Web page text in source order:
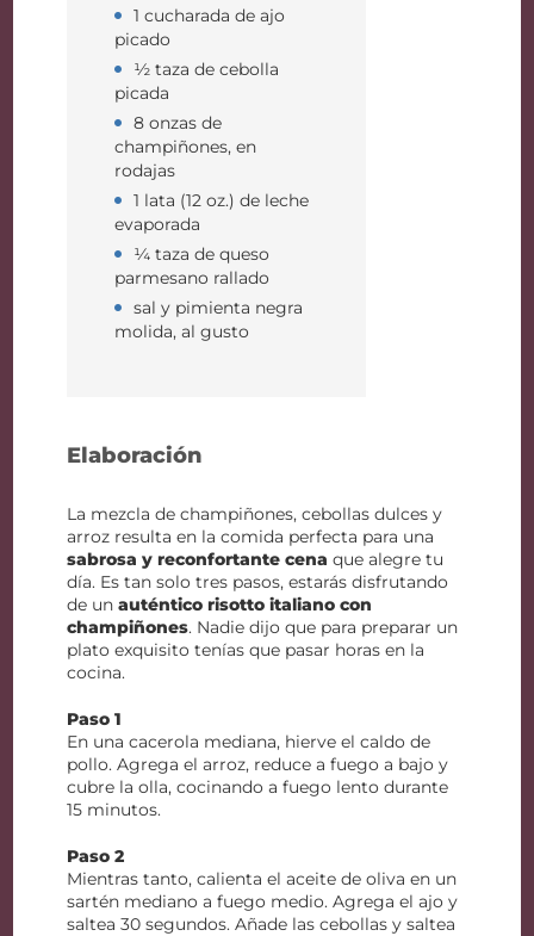
1 cucharada de ajo
picado
½ taza de cebolla
picada
8 onzas de
champiñones, en
rodajas
1 lata (12 oz.) de leche
evaporada
¼ taza de queso
parmesano rallado
sal y pimienta negra
molida, al gusto
Elaboración
La mezcla de champiñones, cebollas dulces y
arroz resulta en la comida perfecta para una
sabrosa y reconfortante cena que alegre tu
día. Es tan solo tres pasos, estarás disfrutando
de unauténtico risotto italiano con
champiñones. Nadie dijo que para preparar un
plato exquisito tenías que pasar horas en la
cocina.
Paso 1
En una cacerola mediana, hierve el caldo de
pollo. Agrega el arroz, reduce a fuego a bajo y
cubre la olla, cocinando a fuego lento durante
15 minutos.
Paso 2
Mientras tanto, calienta el aceite de oliva en un
sartén mediano a fuego medio. Agrega el ajo y
saltea 30 segundos. Añade las cebollas y saltea